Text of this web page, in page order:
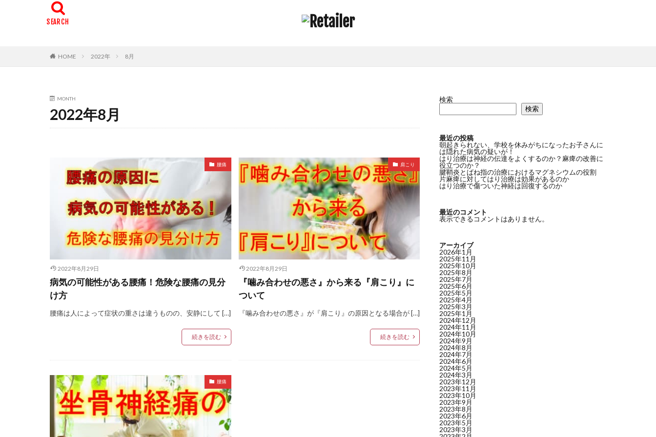
HOME 2022年 8月
MONTH
2022年8月
腰痛
2022年8月29日
病気の可能性がある腰痛！危険な腰痛の見分
け方
腰痛は人によって症状の重さは違うものの、安静にして […]
続きを読む
肩こり
2022年8月29日
『噛み合わせの悪さ』から来る『肩こり』に
ついて
『噛み合わせの悪さ』が『肩こり』の原因となる場合が […]
続きを読む
腰痛
検索
検索
最近の投稿
朝起きられない、学校を休みがちになったお子さんに
は隠れた病気の疑いが！
はり治療は神経の伝達をよくするのか？麻痺の改善に
役立つのか？
腱鞘炎とばね指の治療におけるマグネシウムの役割
片麻痺に対してはり治療は効果があるのか
はり治療で傷ついた神経は回復するのか
最近のコメント
表示できるコメントはありません。
アーカイブ
2026年1月
2025年11月
2025年10月
2025年8月
2025年7月
2025年6月
2025年5月
2025年4月
2025年3月
2025年1月
2024年12月
2024年11月
2024年10月
2024年9月
2024年8月
2024年7月
2024年6月
2024年5月
2024年3月
2023年12月
2023年11月
2023年10月
2023年9月
2023年8月
2023年6月
2023年5月
2023年3月